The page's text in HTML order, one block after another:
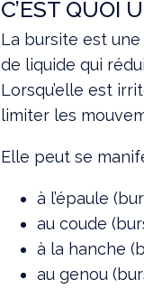
C’EST QUOI
La bursite est
de liquide qui
Lorsqu’elle est
limiter les
Elle peut se
à l’épaule
au coude
à la hanche
au genou